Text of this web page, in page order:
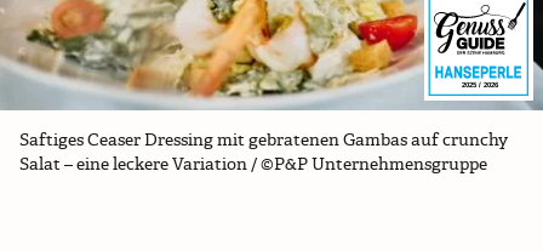
2025 / 2026
Saftiges Ceaser Dressing mit gebratenen Gambas auf crunchy
Salat – eine leckere Variation / ©P&P Unternehmensgruppe